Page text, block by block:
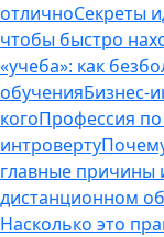
отличноСекреты
чтобы быстро
«учеба»: как
обученияБизнес-
когоПрофессия по
интроверту
главные причины
дистанционном
Насколько это